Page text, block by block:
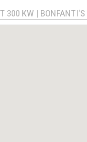
300 KW |